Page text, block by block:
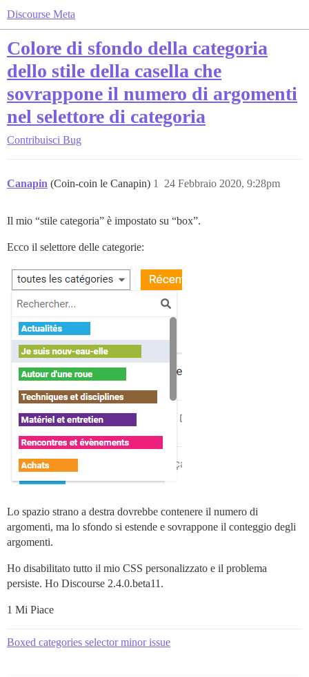
Discourse Meta
Colore di sfondo della categoria
dello stile della casella che
sovrappone il numero di argomenti
nel selettore di categoria
Contribuisci Bug
Canapin (Coin-coin le Canapin) 24 Febbraio 2020, 9:28pm
1
Il mio “stile categoria” è impostato su “box”.
Ecco il selettore delle categorie:
Lo spazio strano a destra dovrebbe contenere il numero di
argomenti, ma lo sfondo si estende e sovrappone il conteggio degli
argomenti.
Ho disabilitato tutto il mio CSS personalizzato e il problema
persiste. Ho Discourse 2.4.0.beta11.
1 Mi Piace
Boxed categories selector minor issue